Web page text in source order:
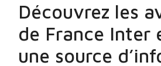
Découvrez les
de France Inter
une source